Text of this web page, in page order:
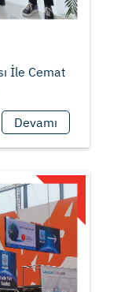
İle Cemat
Devamı